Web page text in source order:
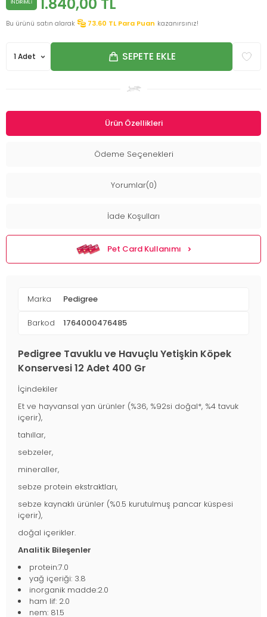
INDIRIMLI
Bu ürünü satın alarak 73.60 TL Para Puan kazanırsınız!
SEPETE EKLE
Ürün Özellikleri
Ödeme Seçenekleri
Yorumlar(0)
İade Koşulları
Pet Card Kullanımı
Marka Pedigree
Barkod 1764000476485
Pedigree Tavuklu ve Havuçlu Yetişkin Köpek
Konservesi 12 Adet 400 Gr
İçindekiler
Et ve hayvansal yan ürünler (%36, %92si doğal*, %4 tavuk
içerir),
tahıllar,
sebzeler,
mineraller,
sebze protein ekstraktları,
sebze kaynaklı ürünler (%0.5 kurutulmuş pancar küspesi
içerir),
doğal içerikler.
Analitik Bileşenler
protein:7.0
yağ içeriği: 3.8
inorganik madde:2.0
ham lif: 2.0
nem: 81.5